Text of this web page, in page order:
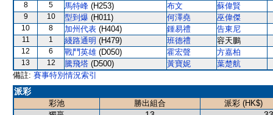
8 5 馬特峰 (H253) 布文 蘇偉賢
9 10 型到爆 (H011) 何澤堯 巫偉傑
10 8 加州代表 (H404) 鍾易禮 告東尼
11 1 綫路通明 (H479) 班德禮 容天鵬
12 6 戰鬥英雄 (D050) 霍宏聲 方嘉柏
13 12 騰飛塔 (D500) 黃寶妮
葉楚航
備註: 賽事特別情況索引
派彩
彩池 勝出組合
派彩 (HK$)